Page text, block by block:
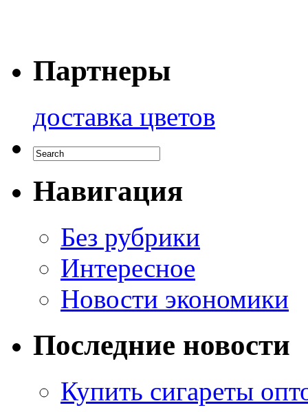
Партнеры
доставка цветов
Навигация
Без рубрики
Интересное
Новости экономики
Последние новости
Купить сигареты